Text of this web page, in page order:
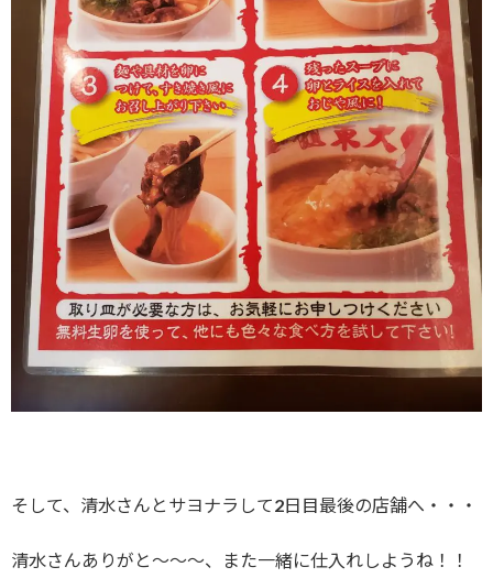
そして、清水さんとサヨナラして2日目最後の店舗へ・・・
清水さんありがと～～～、また一緒に仕入れしようね！！